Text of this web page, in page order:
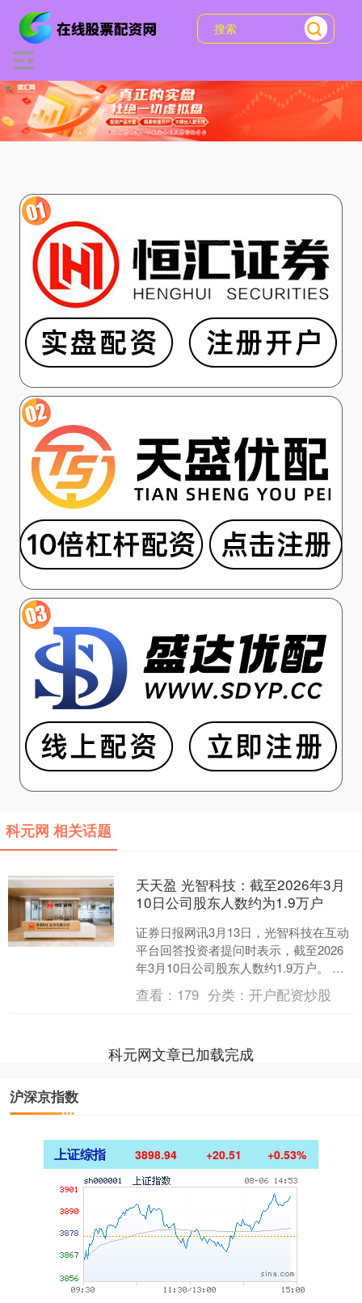
科元网 相关话题
天天盈 光智科技：截至2026年3月
10日公司股东人数约为1.9万户
证券日报网讯3月13日，光智科技在互动
平台回答投资者提问时表示，截至2026
年3月10日公司股东人数约1.9万户。 海
量资讯、精准解读，尽在新浪财经APP....
查看： 179 分类：开户配资炒股
科元网文章已加载完成
沪深京指数
上证综指 3898.94 +20.51 +0.53%